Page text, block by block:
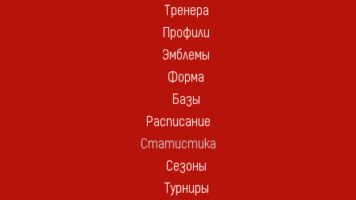
Тренера
Профили
Эмблемы
Форма
Базы
Расписание
Статистика
Сезоны
Турниры